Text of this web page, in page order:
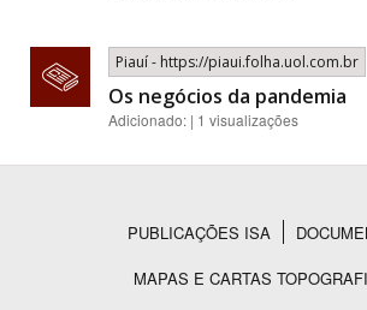
Piauí - https://piaui.folha.uol.com.br
Os negócios da pandemia
Adicionado: | 1 visualizações
Rodapé
PUBLICAÇÕES ISA
MAPAS E CARTAS